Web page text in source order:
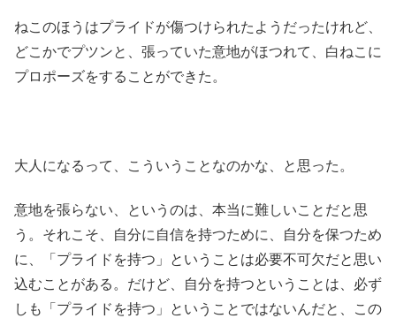
ねこのほうはプライドが傷つけられたようだったけれど、
どこかでプツンと、張っていた意地がほつれて、白ねこに
プロポーズをすることができた。
大人になるって、こういうことなのかな、と思った。
意地を張らない、というのは、本当に難しいことだと思
う。それこそ、自分に自信を持つために、自分を保つため
に、「プライドを持つ」ということは必要不可欠だと思い
込むことがある。だけど、自分を持つということは、必ず
しも「プライドを持つ」ということではないんだと、この